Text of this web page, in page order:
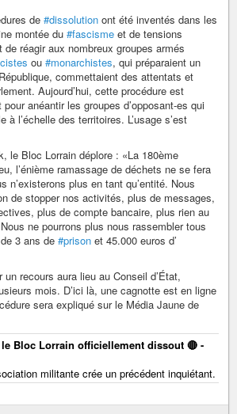
de #dissolution ont été inventés dans les
montée du #fascisme et de tensions
de réagir aux nombreux groupes armés
ou #monarchistes, qui préparaient un
commettaient des attentats et
Aujourd’hui, cette procédure est
anéantir les groupes d’opposant-es qui
l’échelle des territoires. L’usage s’est
le Bloc Lorrain déplore : «La 180ème
l’énième ramassage de déchets ne se fera
n’existerons plus en tant qu’entité. Nous
de stopper nos activités, plus de messages,
plus de compte bancaire, plus rien au
ne pourrons plus nous rassembler tous
3 ans de #prison et 45.000 euros d’
un recours aura lieu au Conseil d’État,
mois. D’ici là, une cagnotte est en ligne
sera expliqué sur le Média Jaune de
Bloc Lorrain officiellement dissout 🔴 -
militante crée un précédent inquiétant.